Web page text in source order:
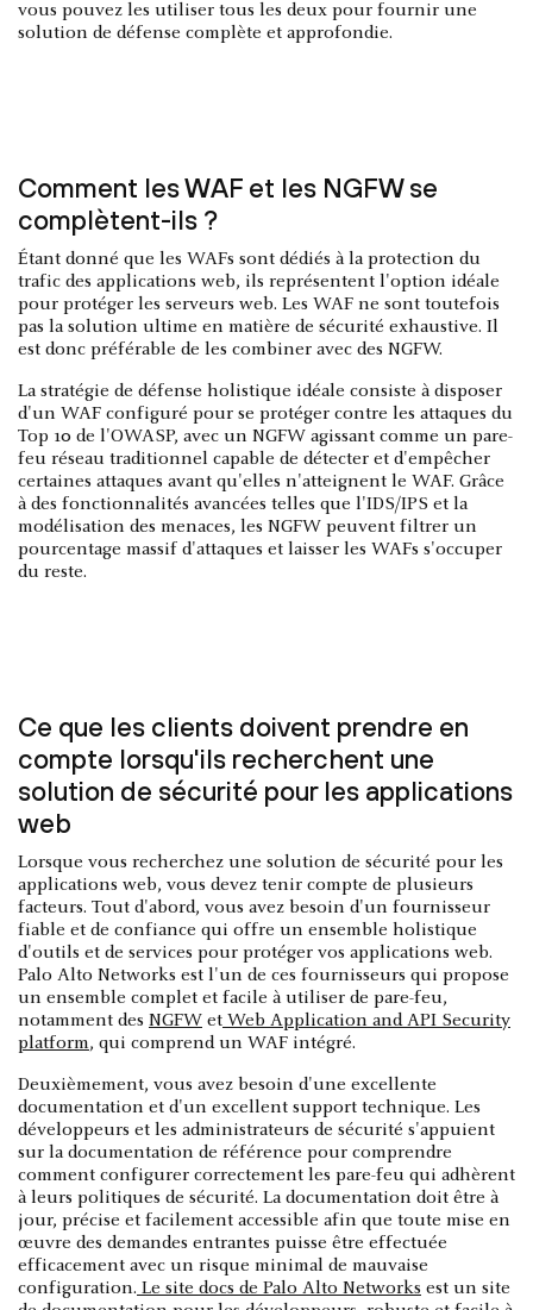
vous pouvez les utiliser tous les deux pour fournir une
solution de défense complète et approfondie.
Comment les WAF et les NGFW se
complètent-ils ?
Étant donné que les WAFs sont dédiés à la protection du
trafic des applications web, ils représentent l'option idéale
pour protéger les serveurs web. Les WAF ne sont toutefois
pas la solution ultime en matière de sécurité exhaustive. Il
est donc préférable de les combiner avec des NGFW.
La stratégie de défense holistique idéale consiste à disposer
d'un WAF configuré pour se protéger contre les attaques du
Top 10 de l'OWASP, avec un NGFW agissant comme un pare-
feu réseau traditionnel capable de détecter et d'empêcher
certaines attaques avant qu'elles n'atteignent le WAF. Grâce
à des fonctionnalités avancées telles que l'IDS/IPS et la
modélisation des menaces, les NGFW peuvent filtrer un
pourcentage massif d'attaques et laisser les WAFs s'occuper
du reste.
Ce que les clients doivent prendre en
compte lorsqu'ils recherchent une
solution de sécurité pour les applications
web
Lorsque vous recherchez une solution de sécurité pour les
applications web, vous devez tenir compte de plusieurs
facteurs. Tout d'abord, vous avez besoin d'un fournisseur
fiable et de confiance qui offre un ensemble holistique
d'outils et de services pour protéger vos applications web.
Palo Alto Networks est l'un de ces fournisseurs qui propose
un ensemble complet et facile à utiliser de pare-feu,
notamment des NGFW et Web Application and API Security
platform, qui comprend un WAF intégré.
Deuxièmement, vous avez besoin d'une excellente
documentation et d'un excellent support technique. Les
développeurs et les administrateurs de sécurité s'appuient
sur la documentation de référence pour comprendre
comment configurer correctement les pare-feu qui adhèrent
à leurs politiques de sécurité. La documentation doit être à
jour, précise et facilement accessible afin que toute mise en
œuvre des demandes entrantes puisse être effectuée
efficacement avec un risque minimal de mauvaise
configuration. Le site docs de Palo Alto Networks est un site